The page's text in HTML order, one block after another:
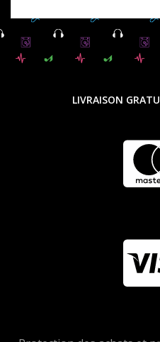
LIVRAISON